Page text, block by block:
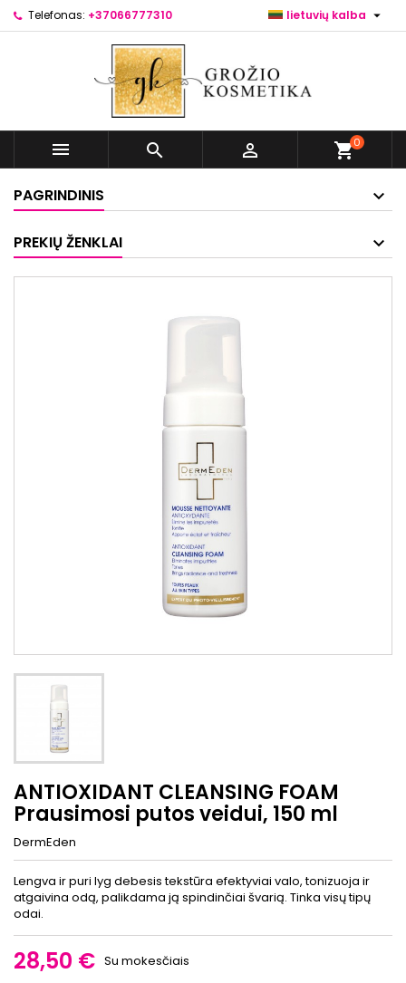
Telefonas: +37066777310 lietuvių kalba 
   shopping_cart0
PAGRINDINIS
PREKIŲ ŽENKLAI
ANTIOXIDANT CLEANSING FOAM
Prausimosi putos veidui, 150 ml
DermEden
Lengva ir puri lyg debesis tekstūra efektyviai valo, tonizuoja ir
atgaivina odą, palikdama ją spindinčiai švarią. Tinka visų tipų
odai.
28,50 € Su mokesčiais